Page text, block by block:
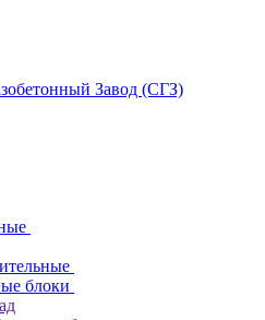
Завод (СГЗ)
блоки